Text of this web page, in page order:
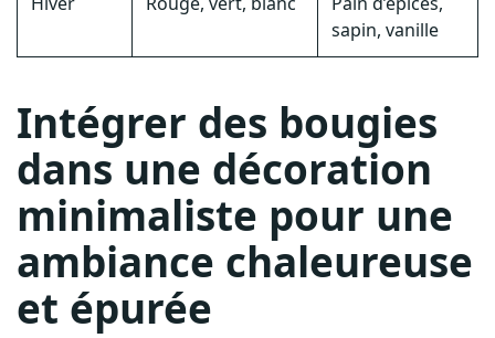
sapin, vanille
Intégrer des bougies
dans une décoration
minimaliste pour une
ambiance chaleureuse
et épurée